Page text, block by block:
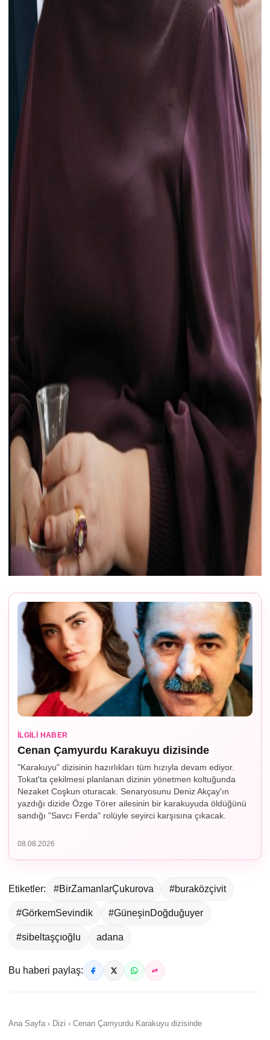
İLGILI HABER
Cenan Çamyurdu Karakuyu dizisinde
"Karakuyu" dizisinin hazırlıkları tüm hızıyla devam ediyor.
Tokat'ta çekilmesi planlanan dizinin yönetmen koltuğunda
Nezaket Coşkun oturacak. Senaryosunu Deniz Akçay'ın
yazdığı dizide Özge Törer ailesinin bir karakuyuda öldüğünü
sandığı "Savcı Ferda" rolüyle seyirci karşısına çıkacak.
08.08.2026
Etiketler: #BirZamanlarÇukurova #buraközçivit
#GörkemSevindik #GüneşinDoğduğuyer
#sibeltaşçıoğlu adana
Bu haberi paylaş:
Ana Sayfa › Dizi › Cenan Çamyurdu Karakuyu dizisinde